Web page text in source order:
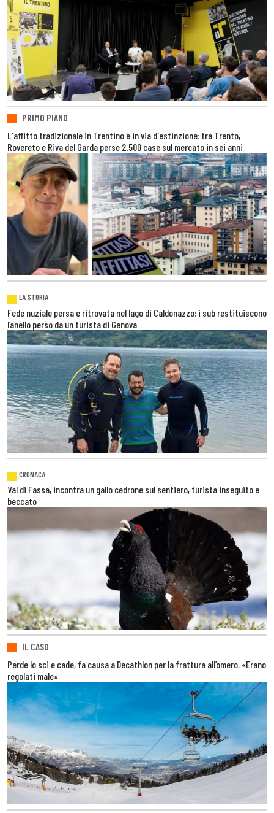
PRIMO PIANO
L'affitto tradizionale in Trentino è in via d'estinzione: tra Trento,
Rovereto e Riva del Garda perse 2.500 case sul mercato in sei anni
LA STORIA
Fede nuziale persa e ritrovata nel lago di Caldonazzo: i sub restituiscono
l’anello perso da un turista di Genova
CRONACA
Val di Fassa, incontra un gallo cedrone sul sentiero, turista inseguito e
beccato
IL CASO
Perde lo sci e cade, fa causa a Decathlon per la frattura all’omero. «Erano
regolati male»